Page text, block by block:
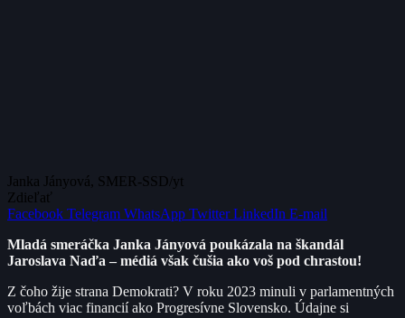
Janka Jányová, SMER-SSD/yt
Zdieľať
Facebook Telegram WhatsApp Twitter LinkedIn E-mail
Mladá smeráčka Janka Jányová poukázala na škandál
Jaroslava Naďa – médiá však čušia ako voš pod chrastou!
Z čoho žije strana Demokrati? V roku 2023 minuli v parlamentných
voľbách viac financií ako Progresívne Slovensko. Údajne si